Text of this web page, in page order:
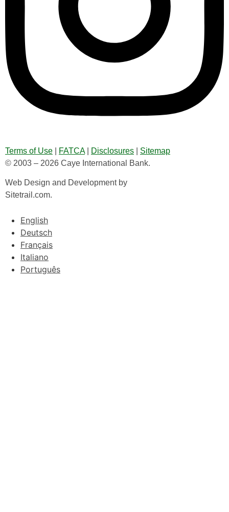
Terms of Use FATCA| Disclosures
Sitemap
© 2003 – 2026 Caye International Bank.
Web Design and Development by
Sitetrail.com.
English
Deutsch
Français
Italiano
Português